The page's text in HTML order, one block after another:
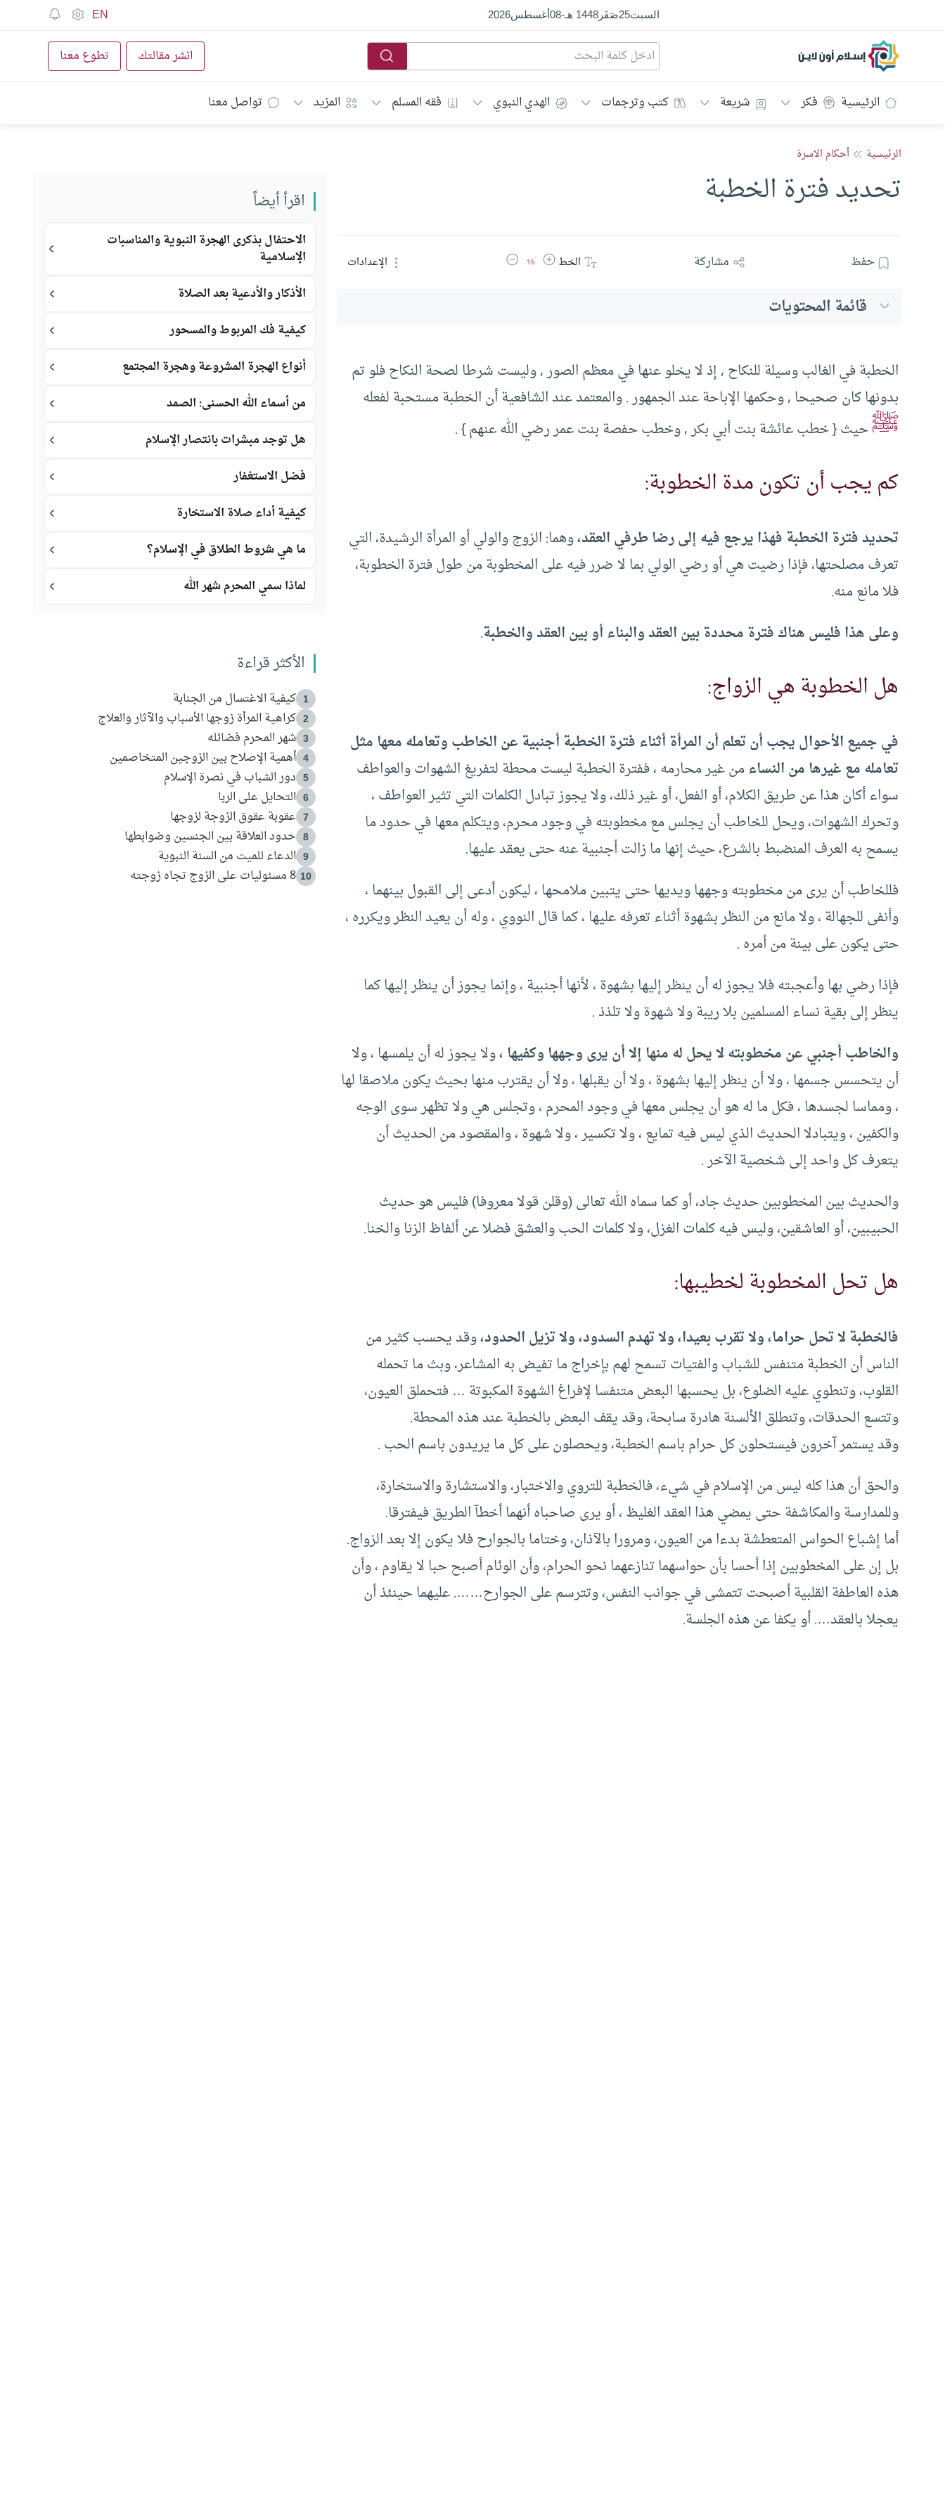
السبت25صَفَر1448 هـ -
08أغسطس2026
EN
إسلام أون لاين انشر مقالتك تطوع معنا
الرئيسية فكر شريعة كتب وترجمات الهدي النبوي فقه المسلم المزيد تواصل معنا
الرئيسية أحكام الاسرة
تحديد فترة الخطبة
حفظ مشاركة الخطزيادة حجم الخط
16 تقليل حجم الخط الإعدادات
قائمة المحتويات
الخطبة في الغالب وسيلة للنكاح , إذ لا يخلو عنها في معظم الصور , وليست شرطا لصحة النكاح فلو تم
بدونها كان صحيحا , وحكمها الإباحة عند الجمهور . والمعتمد عند الشافعية أن الخطبة مستحبة لفعله
ﷺحيث { خطب عائشة بنت أبي بكر , وخطب حفصة بنت عمر رضي الله عنهم } .
كم يجب أن تكون مدة الخطوبة:
تحديد فترة الخطبة فهذا يرجع فيه إلى رضا طرفي العقد،وهما: الزوج والولي أو المرأة الرشيدة، التي
تعرف مصلحتها، فإذا رضيت هي أو رضي الولي بما لا ضرر فيه على المخطوبة من طول فترة الخطوبة،
فلا مانع منه.
وعلى هذا فليس هناك فترة محددة بين العقد والبناء أو بين العقد والخطبة.
هل الخطوبة هي الزواج:
في جميع الأحوال يجب أن تعلم أن المرأة أثناء فترة الخطبة أجنبية عن الخاطب وتعامله معها مثل
تعامله مع غيرها من النساءمن غير محارمه ، ففترة الخطبة ليست محطة لتفريغ الشهوات والعواطف
سواء أكان هذا عن طريق الكلام، أو الفعل، أو غير ذلك، ولا يجوز تبادل الكلمات التي تثير العواطف ،
وتحرك الشهوات، ويحل للخاطب أن يجلس مع مخطوبته في وجود محرم، ويتكلم معها في حدود ما
يسمح به العرف المنضبط بالشرع، حيث إنها ما زالت أجنبية عنه حتى يعقد عليها.
فللخاطب أن يرى من مخطوبته وجهها ويديها حتى يتبين ملامحها ، ليكون أدعى إلى القبول بينهما ،
وأنفى للجهالة ، ولا مانع من النظر بشهوة أثناء تعرفه عليها ، كما قال النووي ، وله أن يعيد النظر ويكرره ،
حتى يكون على بينة من أمره .
فإذا رضي بها وأعجبته فلا يجوز له أن ينظر إليها بشهوة ، لأنها أجنبية ، وإنما يجوز أن ينظر إليها كما
ينظر إلى بقية نساء المسلمين بلا ريبة ولا شهوة ولا تلذذ .
والخاطب أجنبي عن مخطوبته لا يحل له منها إلا أن يرى وجهها وكفيها ،ولا يجوز له أن يلمسها ، ولا
أن يتحسس جسمها ، ولا أن ينظر إليها بشهوة ، ولا أن يقبلها ، ولا أن يقترب منها بحيث يكون ملاصقا لها
، ومماسا لجسدها ، فكل ما له هو أن يجلس معها في وجود المحرم ، وتجلس هي ولا تظهر سوى الوجه
والكفين ، ويتبادلا الحديث الذي ليس فيه تمايع ، ولا تكسير ، ولا شهوة ، والمقصود من الحديث أن
يتعرف كل واحد إلى شخصية الآخر .
والحديث بين المخطوبين حديث جاد، أو كما سماه الله تعالى (وقلن قولا معروفا) فليس هو حديث
الحبيبين، أو العاشقين، وليس فيه كلمات الغزل، ولا كلمات الحب والعشق فضلا عن ألفاظ الزنا والخنا.
هل تحل المخطوبة لخطيبها:
فالخطبة لا تحل حراما، ولا تقرب بعيدا، ولا تهدم السدود، ولا تزيل الحدود،وقد يحسب كثير من
الناس أن الخطبة متنفس للشباب والفتيات تسمح لهم بإخراج ما تفيض به المشاعر، وبث ما تحمله
القلوب، وتنطوي عليه الضلوع، بل يحسبها البعض متنفسا لإفراغ الشهوة المكبوتة … فتحملق العيون،
وتتسع الحدقات، وتنطلق الألسنة هادرة سابحة، وقد يقف البعض بالخطبة عند هذه المحطة.
وقد يستمر آخرون فيستحلون كل حرام باسم الخطبة، ويحصلون على كل ما يريدون باسم الحب .
والحق أن هذا كله ليس من الإسلام في شيء، فالخطبة للتروي والاختبار، والاستشارة والاستخارة،
وللمدارسة والمكاشفة حتى يمضي هذا العقد الغليظ ، أو يرى صاحباه أنهما أخطآ الطريق فيفترقا.
أما إشباع الحواس المتعطشة بدءا من العيون، ومرورا بالآذان، وختاما بالجوارح فلا يكون إلا بعد الزواج.
بل إن على المخطوبين إذا أحسا بأن حواسهما تنازعهما نحو الحرام، وأن الوئام أصبح حبا لا يقاوم ، وأن
هذه العاطفة القلبية أصبحت تتمشى في جوانب النفس، وتترسم على الجوارح……. عليهما حينئذ أن
يعجلا بالعقد…. أو يكفا عن هذه الجلسة.
اقرأ أيضاً
الاحتفال بذكرى الهجرة النبوية والمناسبات
الإسلامية
الأذكار والأدعية بعد الصلاة
كيفية فك المربوط والمسحور
أنواع الهجرة المشروعة وهجرة المجتمع
من أسماء الله الحسنى: الصمد
هل توجد مبشرات بانتصار الإسلام
فضل الاستغفار
كيفية أداء صلاة الاستخارة
ما هي شروط الطلاق في الإسلام؟
لماذا سمي المحرم شهر الله
الأكثر قراءة
1 كيفية الاغتسال من الجنابة
2 كراهية المرأة زوجها الأسباب والآثار والعلاج
3 شهر المحرم فضائله
4 أهمية الإصلاح بين الزوجين المتخاصمين
5 دور الشباب في نصرة الإسلام
6 التحايل على الربا
7 عقوبة عقوق الزوجة لزوجها
8 حدود العلاقة بين الجنسين وضوابطها
9 الدعاء للميت من السنة النبوية
10 8 مسئوليات على الزوج تجاه زوجته